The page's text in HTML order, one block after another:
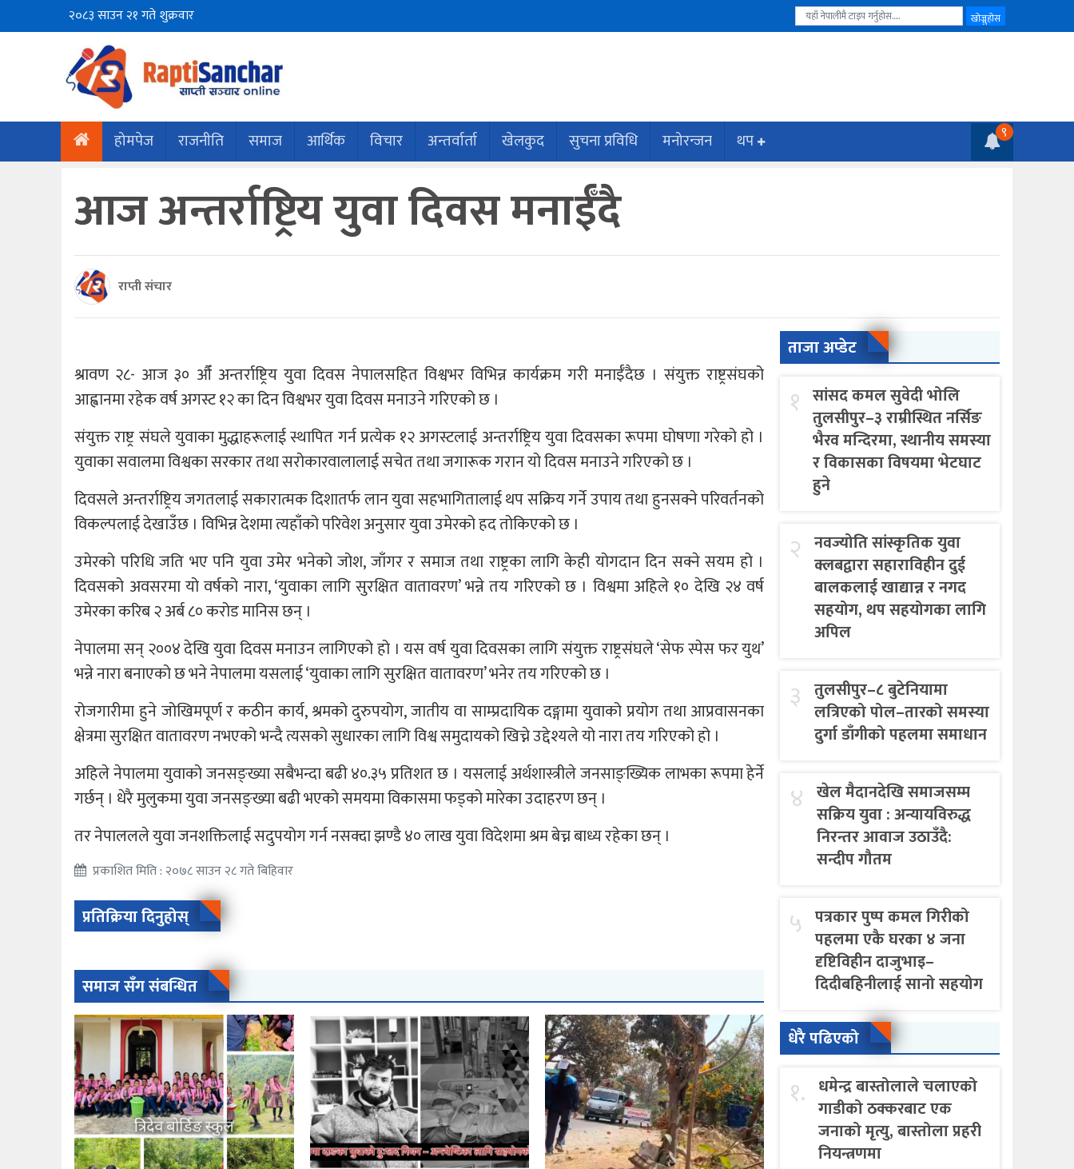
२०८३ साउन २१ गते शुक्रवार
होमपेज राजनीति समाज आर्थिक विचार अन्तर्वार्ता खेलकुद सुचना प्रविधि मनोरन्जन थप ९
आज अन्तर्राष्ट्रिय युवा दिवस मनाईँदै
राप्ती संचार
श्रावण २८- आज ३० औँ अन्तर्राष्ट्रिय युवा दिवस नेपालसहित विश्वभर विभिन्न कार्यक्रम गरी मनाईँदैछ । संयुक्त राष्ट्रसंघको
आह्वानमा रहेक वर्ष अगस्ट १२ का दिन विश्वभर युवा दिवस मनाउने गरिएको छ ।
संयुक्त राष्ट्र संघले युवाका मुद्धाहरूलाई स्थापित गर्न प्रत्येक १२ अगस्टलाई अन्तर्राष्ट्रिय युवा दिवसका रूपमा घोषणा गरेको हो ।
युवाका सवालमा विश्वका सरकार तथा सरोकारवालालाई सचेत तथा जगारूक गरान यो दिवस मनाउने गरिएको छ ।
दिवसले अन्तर्राष्ट्रिय जगतलाई सकारात्मक दिशातर्फ लान युवा सहभागितालाई थप सक्रिय गर्ने उपाय तथा हुनसक्ने परिवर्तनको
विकल्पलाई देखाउँछ । विभिन्न देशमा त्यहाँको परिवेश अनुसार युवा उमेरको हद तोकिएको छ ।
उमेरको परिधि जति भए पनि युवा उमेर भनेको जोश, जाँगर र समाज तथा राष्ट्रका लागि केही योगदान दिन सक्ने सयम हो ।
दिवसको अवसरमा यो वर्षको नारा, ‘युवाका लागि सुरक्षित वातावरण’ भन्ने तय गरिएको छ । विश्वमा अहिले १० देखि २४ वर्ष
उमेरका करिब २ अर्ब ८० करोड मानिस छन् ।
नेपालमा सन् २००४ देखि युवा दिवस मनाउन लागिएको हो । यस वर्ष युवा दिवसका लागि संयुक्त राष्ट्रसंघले ‘सेफ स्पेस फर युथ’
भन्ने नारा बनाएको छ भने नेपालमा यसलाई ‘युवाका लागि सुरक्षित वातावरण’ भनेर तय गरिएको छ ।
रोजगारीमा हुने जोखिमपूर्ण र कठीन कार्य, श्रमको दुरुपयोग, जातीय वा साम्प्रदायिक दङ्गामा युवाको प्रयोग तथा आप्रवासनका
क्षेत्रमा सुरक्षित वातावरण नभएको भन्दै त्यसको सुधारका लागि विश्व समुदायको खिच्ने उद्देश्यले यो नारा तय गरिएको हो ।
अहिले नेपालमा युवाको जनसङ्ख्या सबैभन्दा बढी ४०.३५ प्रतिशत छ । यसलाई अर्थशास्त्रीले जनसाङ्ख्यिक लाभका रूपमा हेर्ने
गर्छन् । धेरै मुलुकमा युवा जनसङ्ख्या बढी भएको समयमा विकासमा फड्को मारेका उदाहरण छन् ।
तर नेपाललले युवा जनशक्तिलाई सदुपयोग गर्न नसक्दा झण्डै ४० लाख युवा विदेशमा श्रम बेच्न बाध्य रहेका छन् ।
प्रकाशित मिति : २०७८ साउन २८ गते बिहिवार
प्रतिक्रिया दिनुहोस्
समाज सँग संबन्धित
ताजा अप्डेट
१ सांसद कमल सुवेदी भोलि
तुलसीपुर–३ राम्रीस्थित नर्सिङ
भैरव मन्दिरमा, स्थानीय समस्या
र विकासका विषयमा भेटघाट
हुने
२ नवज्योति सांस्कृतिक युवा
क्लबद्वारा सहाराविहीन दुई
बालकलाई खाद्यान्न र नगद
सहयोग, थप सहयोगका लागि
अपिल
३ तुलसीपुर–८ बुटेनियामा
लत्रिएको पोल–तारको समस्या
दुर्गा डाँगीको पहलमा समाधान
४ खेल मैदानदेखि समाजसम्म
सक्रिय युवा : अन्यायविरुद्ध
निरन्तर आवाज उठाउँदै:
सन्दीप गौतम
५ पत्रकार पुष्प कमल गिरीको
पहलमा एकै घरका ४ जना
दृष्टिविहीन दाजुभाइ–
दिदीबहिनीलाई सानो सहयोग
धेरै पढिएको
१. धमेन्द्र बास्तोलाले चलाएको
गाडीको ठक्करबाट एक
जनाको मृत्यु, बास्तोला प्रहरी
नियन्त्रणमा